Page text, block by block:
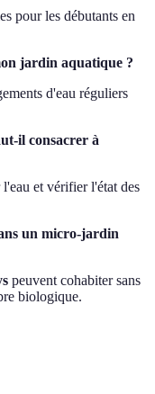
pour les débutants en
jardin aquatique ?
d'eau réguliers
il consacrer à
et vérifier l'état des
un micro-jardin
peuvent cohabiter sans
biologique.